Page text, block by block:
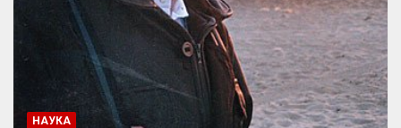
НАУКА